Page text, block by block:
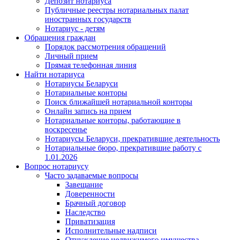
Публичные реестры нотариальных палат
иностранных государств
Нотариус - детям
Обращения граждан
Порядок рассмотрения обращений
Личный прием
Прямая телефонная линия
Найти нотариуса
Нотариусы Беларуси
Нотариальные конторы
Поиск ближайшей нотариальной конторы
Онлайн запись на прием
Нотариальные конторы, работающие в
воскресенье
Нотариусы Беларуси, прекратившие деятельность
Нотариальные бюро, прекратившие работу с
1.01.2026
Вопрос нотариусу
Часто задаваемые вопросы
Завещание
Доверенности
Брачный договор
Наследство
Приватизация
Исполнительные надписи